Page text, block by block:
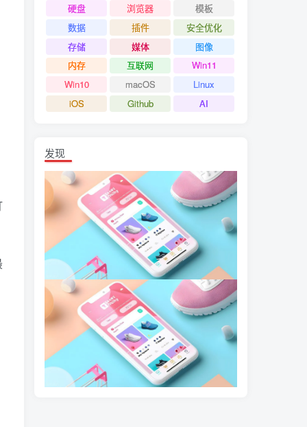
硬盘
浏览器
模板
数据
插件
安全优化
存储
媒体
图像
内存
互联网
Win11
Win10
macOS
Linux
iOS
Github AI
发现